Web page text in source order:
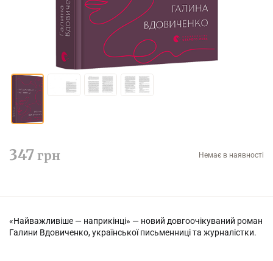
347 грн Немає в наявності
«Найважливіше — наприкінці» — новий довгоочікуваний роман
Галини Вдовиченко, української письменниці та журналістки.